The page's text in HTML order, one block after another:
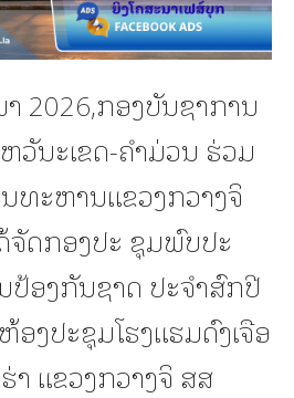
2026,ກອງບັນຊາການ
ວັນະເຂດ-ຄໍາມ່ວນ ຮ່ວມ
ທະຫານແຂວງກວາງຈິ
ຈັດກອງປະ ຊຸມພົບປະ
ປ້ອງກັນຊາດ ປະຈຳສົກປີ
ງປະຊຸມໂຮງແຮມດົງເຈືອ
າ ແຂວງກວາງຈິ ສສ